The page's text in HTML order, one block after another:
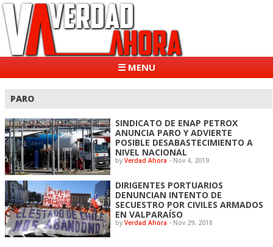
☰ MENU
PARO
SINDICATO DE ENAP PETROX
ANUNCIA PARO Y ADVIERTE
POSIBLE DESABASTECIMIENTO A
NIVEL NACIONAL
byVerdad Ahora - Nov 4, 2019
DIRIGENTES PORTUARIOS
DENUNCIAN INTENTO DE
SECUESTRO POR CIVILES ARMADOS
EN VALPARAÍSO
byVerdad Ahora - Nov 29, 2018